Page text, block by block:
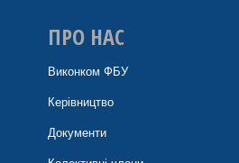
ПРО НАС
Виконком ФБУ
Керівництво
Документи